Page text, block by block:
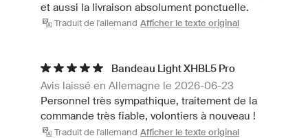
et aussi la livraison absolument ponctuelle.
Traduit de l'allemand Afficher le texte original
Bandeau Light XHBL5 Pro
Avis laissé en Allemagne le 2026-06-23
Personnel très sympathique, traitement de la
commande très fiable, volontiers à nouveau !
Traduit de l'allemand Afficher le texte original